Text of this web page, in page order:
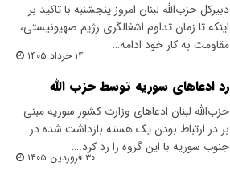
دبیرکل حزب‌الله لبنان امروز پنجشنبه با تاکید بر
اینکه تا زمان تداوم اشغالگری رژیم صهیونیستی،
مقاومت به کار خود ادامه…
۱۴ خرداد ۱۴۰۵
رد ادعاهای سوریه توسط حزب الله
حزب‌الله لبنان ادعاهای وزارت کشور سوریه مبنی
بر در ارتباط بودن یک هسته بازداشت شده در
جنوب سوریه با این گروه را رد کرد.…
۳۰ فروردین ۱۴۰۵